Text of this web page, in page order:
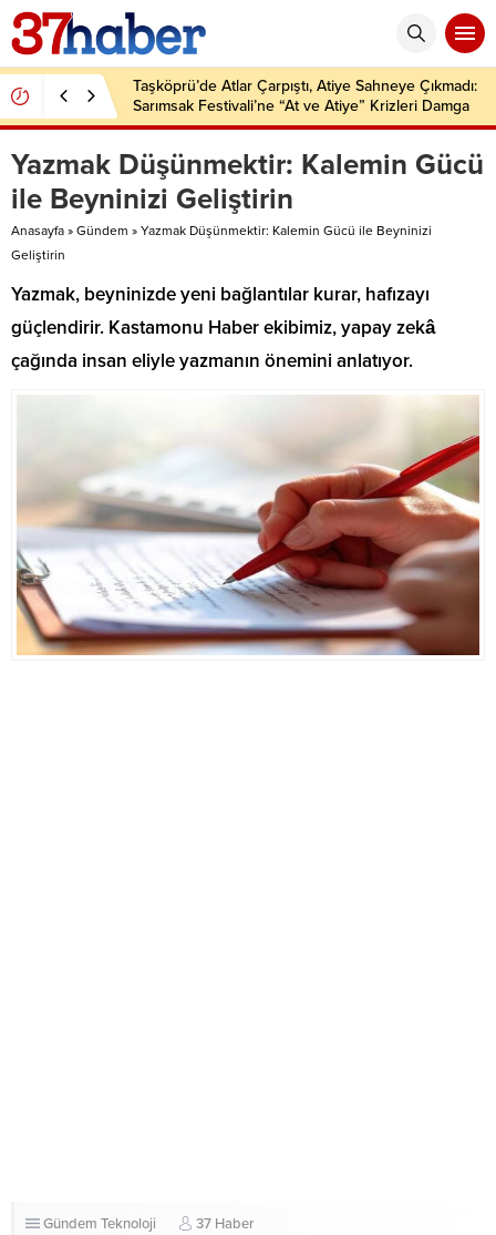
Taşköprü’de Atlar Çarpıştı, Atiye Sahneye Çıkmadı:
Sarımsak Festivali’ne “At ve Atiye” Krizleri Damga
Vurdu!
Yazmak Düşünmektir: Kalemin Gücü
ile Beyninizi Geliştirin
Anasayfa » Gündem » Yazmak Düşünmektir: Kalemin Gücü ile Beyninizi
Geliştirin
Yazmak, beyninizde yeni bağlantılar kurar, hafızayı
güçlendirir. Kastamonu Haber ekibimiz, yapay zekâ
çağında insan eliyle yazmanın önemini anlatıyor.
Gündem Teknoloji 37 Haber